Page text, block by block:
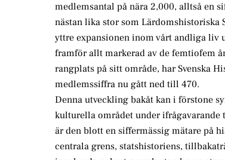
medlemsantal på nära 2,000, alltså en
nästan lika stor som Lärdomshistoriska
yttre expansionen inom vårt andliga liv
framför allt markerad av de femtiofem
rangplats på sitt område, har Svenska
medlemssiffra nu gått ned till 470.
Denna utveckling bakåt kan i förstone
kulturella området under ifrågavarande
är den blott en siffermässig mätare på
centrala grens, statshistoriens,